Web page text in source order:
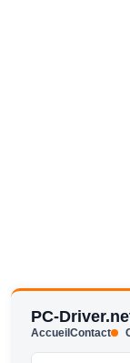
PC-
AccueilContact